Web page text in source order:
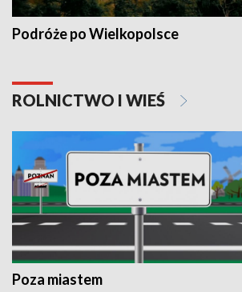
Podróże po Wielkopolsce
ROLNICTWO I WIEŚ
Poza miastem